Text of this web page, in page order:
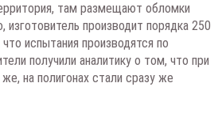
там размещают обломки
производит порядка 250
испытания производятся по
получили аналитику о том, что при
на полигонах стали сразу же